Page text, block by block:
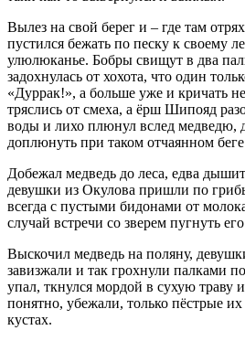
Вылез на свой берег и – где там
пустился бежать по песку к своему
улюлюканье. Бобры свищут в два
задохнулась от хохота, что один
«Дуррак!», а больше уже и кричать
тряслись от смеха, а ёрш Шипояд
воды и лихо плюнул вслед медведю,
доплюнуть при таком отчаянном
Добежал медведь до леса, едва
девушки из Окулова пришли по
всегда с пустыми бидонами от
случай встречи со зверем пугнуть
Выскочил медведь на поляну,
завизжали и так грохнули палками
упал, ткнулся мордой в сухую траву
понятно, убежали, только пёстрые
кустах.